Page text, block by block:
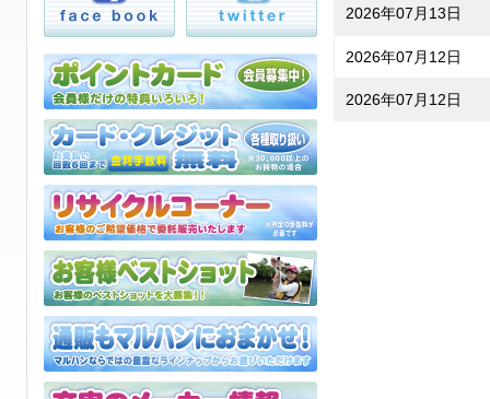
2026年07月13日
2026年07月12日
2026年07月12日